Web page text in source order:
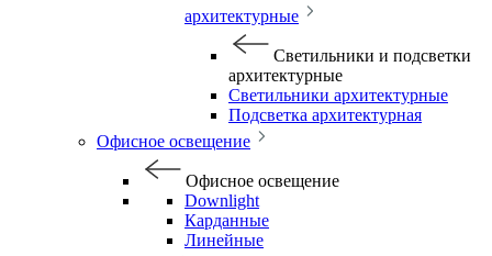
архитектурные
Светильники и подсветки
архитектурные
Светильники архитектурные
Подсветка архитектурная
Офисное освещение
Офисное освещение
Downlight
Карданные
Линейные